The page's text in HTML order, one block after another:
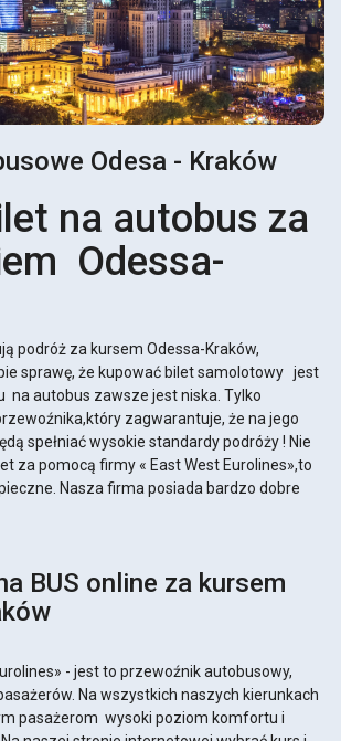
Odesa - Kraków
na autobus za
Odessa-
podróż za kursem Odessa-Kraków,
sprawę, że kupować bilet samolotowy jest
na autobus zawsze jest niska. Tylko
zagwarantuje, że na jego
spełniać wysokie standardy podróży ! Nie
za pomocą firmy « East West Eurolines»,to
Nasza firma posiada bardzo dobre
BUS online za kursem
- jest to przewoźnik autobusowy,
Na wszystkich naszych kierunkach
pasażerom wysoki poziom komfortu i